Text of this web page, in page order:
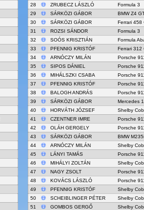
28
ZRUBECZ LÁSZLÓ
Formula 3
29
SÁRKÖZI GÁBOR
BMW Z4
30
SÁRKÖZI GÁBOR
Ferrari 458
31
ROZSI SÁNDOR
Formula 3
32
SOÓS KRISZTIÁN
Formula
33
PFENNIG KRISTÓF
Ferrari 312
34
ARNÓCZY MILÁN
Porsche
35
SIPOS DÁNIEL
Porsche
36
MIHÁLSZKI CSABA
Porsche
37
PFENNIG KRISTÓF
Porsche
38
BALOGH ANDRÁS
Porsche
39
SÁRKÖZI GÁBOR
Mercedes
40
HORVÁTH JÓZSEF
Shelby
41
CZENTNER IMRE
Porsche
42
OLÁH GERGELY
Porsche
43
SÁRKÖZI GÁBOR
BMW
44
ARNÓCZY MILÁN
Shelby
45
LÁNYI TAMÁS
Porsche
46
MIHÁLYI ZOLTÁN
Shelby
47
NAGY ZSOLT
Porsche
48
KOVÁCS LÁSZLÓ
Porsche
49
PFENNIG KRISTÓF
Shelby
50
SCHEIBLINGER PÉTER
Shelby
51
GOMBOS GERGŐ
Shelby